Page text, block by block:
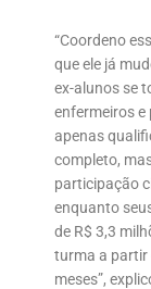
“Coordeno
que ele já
ex-alunos se
enfermeiros e
apenas
completo,
participação
enquanto
de R$ 3,3
turma a partir
meses”,